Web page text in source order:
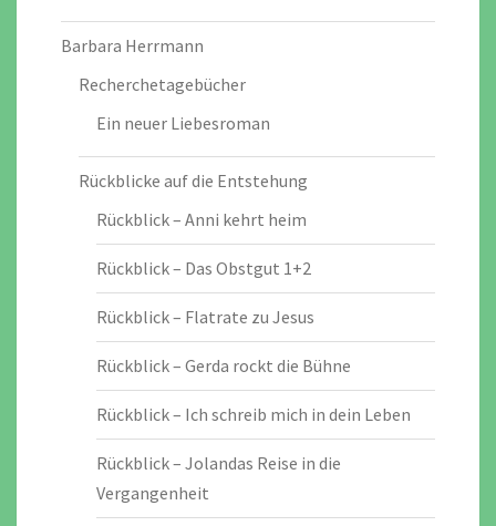
Barbara Herrmann
Recherchetagebücher
Ein neuer Liebesroman
Rückblicke auf die Entstehung
Rückblick – Anni kehrt heim
Rückblick – Das Obstgut 1+2
Rückblick – Flatrate zu Jesus
Rückblick – Gerda rockt die Bühne
Rückblick – Ich schreib mich in dein Leben
Rückblick – Jolandas Reise in die
Vergangenheit